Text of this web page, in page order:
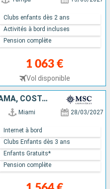
1 063 €
Vol disponible
Clubs enfants dès 2 ans
Activités à bord incluses
Pension complète
JAMAÏQUE, COLOMBIE, PANAMA, COSTA RICA, HONDURAS, BELIZE, MEXIQUE, ÉTATS-UNIS
Miami 28/03/2027
Internet à bord
Clubs Enfants dès 3 ans
Enfants Gratuits*
Pension complète